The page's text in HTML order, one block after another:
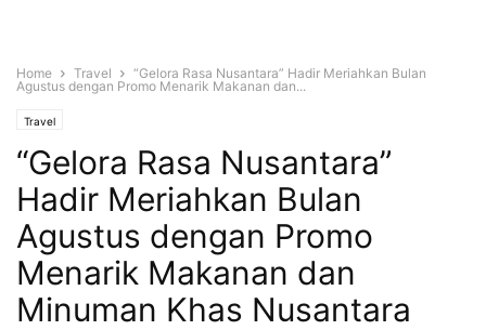
Home Travel
“Gelora Rasa Nusantara” Hadir Meriahkan Bulan
Agustus dengan Promo Menarik Makanan dan...
Travel
“Gelora Rasa Nusantara”
Hadir Meriahkan Bulan
Agustus dengan Promo
Menarik Makanan dan
Minuman Khas Nusantara